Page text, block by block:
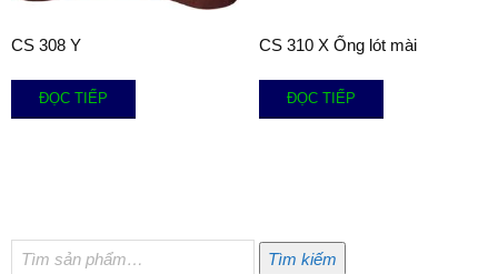
CS 308 Y
ĐỌC TIẾP
CS 310 X Ống lót mài
ĐỌC TIẾP
Tìm
Tìm kiếm